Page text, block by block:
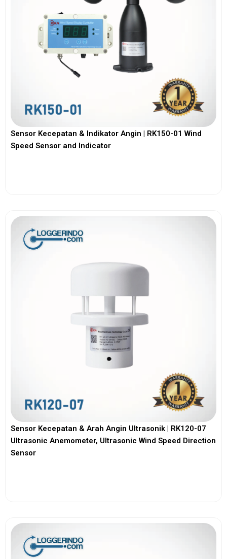
Sensor Kecepatan & Indikator Angin | RK150-01 Wind
Speed Sensor and Indicator
Sensor Kecepatan & Arah Angin Ultrasonik | RK120-07
Ultrasonic Anemometer, Ultrasonic Wind Speed Direction
Sensor